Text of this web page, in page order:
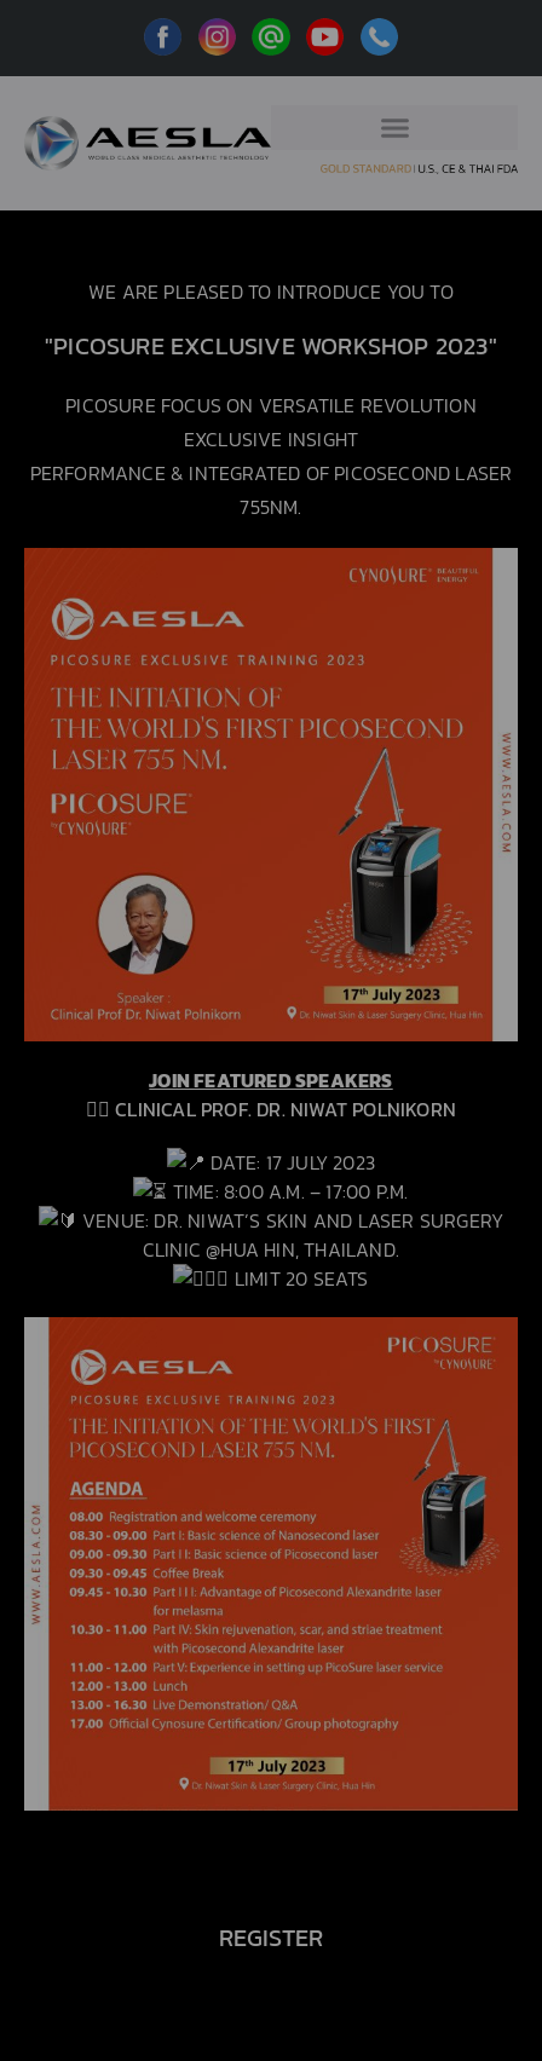
WE ARE PLEASED TO INTRODUCE YOU TO
"PICOSURE EXCLUSIVE WORKSHOP 2023"
PICOSURE FOCUS ON VERSATILE REVOLUTION
EXCLUSIVE INSIGHT
PERFORMANCE & INTEGRATED OF PICOSECOND LASER
755NM.
JOIN FEATURED SPEAKERS
👨‍⚕ CLINICAL PROF. DR. NIWAT POLNIKORN
DATE: 17 JULY 2023
TIME: 8:00 A.M. – 17:00 P.M.
VENUE: DR. NIWAT’S SKIN AND LASER SURGERY
CLINIC @HUA HIN, THAILAND.
LIMIT 20 SEATS
REGISTER